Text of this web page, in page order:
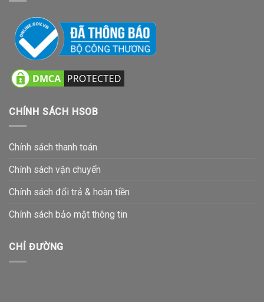
CHÍNH SÁCH HSOB
Chính sách thanh toán
Chính sách vận chuyển
Chính sách đổi trả & hoàn tiền
Chính sách bảo mật thông tin
CHỈ ĐƯỜNG